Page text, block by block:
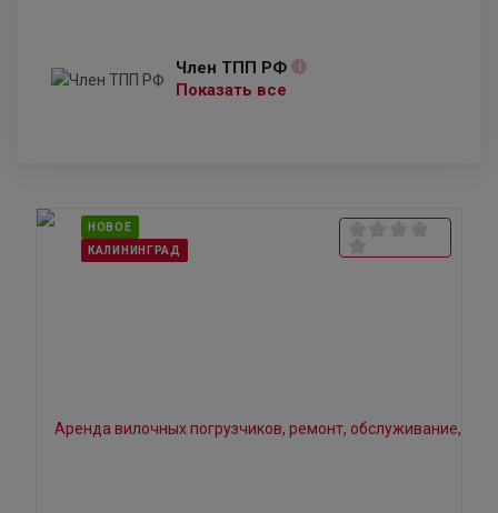
Член ТПП РФ i
Показать все
НОВОЕ
КАЛИНИНГРАД